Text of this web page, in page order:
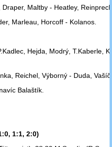
Maltby - Heatley,
Marleau, Horcoff - Kolanos.
Hejda, Modrý, T.Kaberle,
Reichel, Výborný - Duda,
Balaštík.
1:1, 2:0)